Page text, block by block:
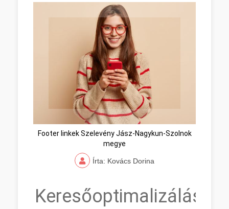
Footer linkek Szelevény Jász-Nagykun-Szolnok
megye
Írta: Kovács Dorina
Keresőoptimalizálás,